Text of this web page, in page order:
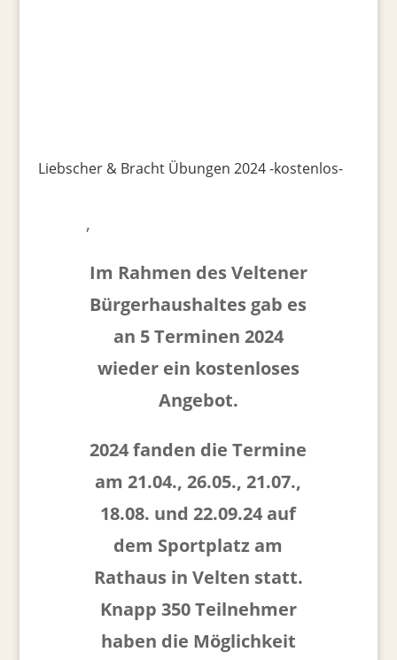
Liebscher & Bracht Übungen 2024 -kostenlos-
,
Im Rahmen des Veltener
Bürgerhaushaltes gab es
an 5 Terminen 2024
wieder ein kostenloses
Angebot.
2024 fanden die Termine
am 21.04., 26.05., 21.07.,
18.08. und 22.09.24 auf
dem Sportplatz am
Rathaus in Velten statt.
Knapp 350 Teilnehmer
haben die Möglichkeit